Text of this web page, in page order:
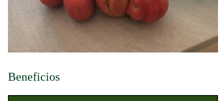
Beneficios